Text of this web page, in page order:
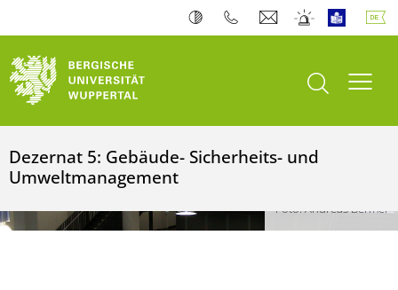
Suche öffnen
Dezernat 5: Gebäude- Sicherheits- und
Umweltmanagement
Foto: Andreas Bermel